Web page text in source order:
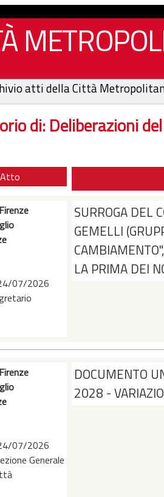
atti della Città
di:Deliberazioni
07/2026
SURROGA DEL
GEMELLI
LA PRIMA DEI
07/2026
Generale
DOCUMENTO
2028 -